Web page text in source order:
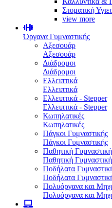
Στοματική
view more
Όργανα Γυμναστικής
Αξεσουάρ
Αξεσουάρ
Διάδρομοι
Διάδρομοι
Ελλειπτικά
Ελλειπτικά
Ελλειπτικά - Stepper
Ελλειπτικά - Stepper
Κωπηλατικές
Κωπηλατικές
Πάγκοι Γυμναστικής
Πάγκοι Γυμναστικής
Παθητική Γυμναστική
Παθητική Γυμναστική
Ποδήλατα
Ποδήλατα
Πολυόργανα και
Πολυόργανα και